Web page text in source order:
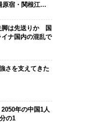
宿・関根江里
脚は先送りか 国
ナ国内の混乱で
さを支えてきた
年の中国1人
の1